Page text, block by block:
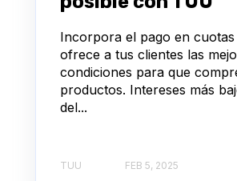
Incorpora el pago en
ofrece a tus clientes las
condiciones para que
productos. Intereses más
del...
TUU FEB 5, 2025